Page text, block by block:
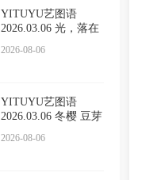
YITUYU艺图语
2026.03.06 光，落在
2026-08-06
YITUYU艺图语
2026.03.06 冬樱 豆芽
2026-08-06